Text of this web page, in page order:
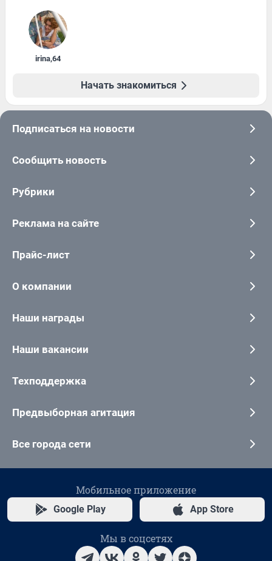
irina,64
Начать знакомиться
Подписаться на новости
Сообщить новость
Рубрики
Реклама на сайте
Прайс-лист
О компании
Наши награды
Наши вакансии
Техподдержка
Предвыборная агитация
Все города сети
Мобильное приложение
Google Play App Store
Мы в соцсетях